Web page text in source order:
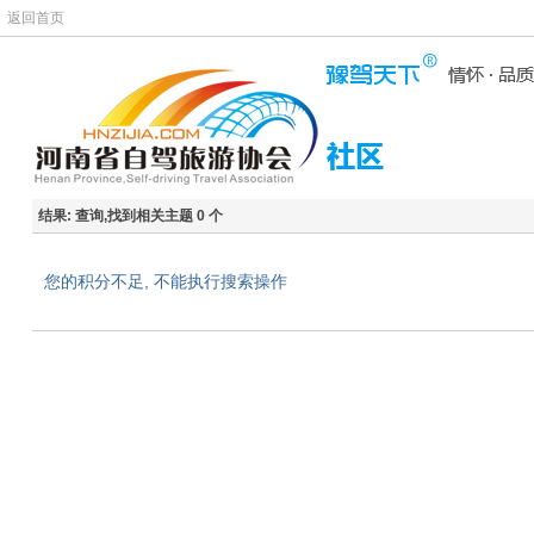
返回首页
结果: 查询,找到相关主题 0 个
您的积分不足, 不能执行搜索操作